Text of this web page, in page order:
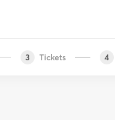
3 Tickets 4